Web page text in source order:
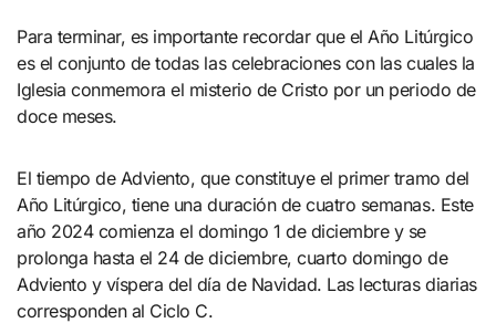
Para terminar, es importante recordar que el Año Litúrgico
es el conjunto de todas las celebraciones con las cuales la
Iglesia conmemora el misterio de Cristo por un periodo de
doce meses.
El tiempo de Adviento, que constituye el primer tramo del
Año Litúrgico, tiene una duración de cuatro semanas. Este
año 2024 comienza el domingo 1 de diciembre y se
prolonga hasta el 24 de diciembre, cuarto domingo de
Adviento y víspera del día de Navidad. Las lecturas diarias
corresponden al Ciclo C.